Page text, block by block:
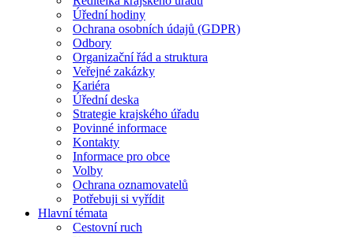
Úřední hodiny
Ochrana osobních údajů (GDPR)
Odbory
Organizační řád a struktura
Veřejné zakázky
Kariéra
Úřední deska
Strategie krajského úřadu
Povinné informace
Kontakty
Informace pro obce
Volby
Ochrana oznamovatelů
Potřebuji si vyřídit
Hlavní témata
Cestovní ruch